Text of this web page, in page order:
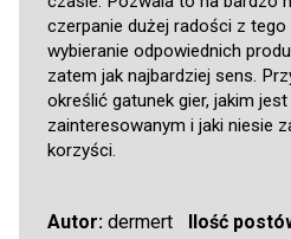
czerpanie dużej radości z
wybieranie odpowiednich
zatem jak najbardziej sens.
określić gatunek gier, jakim
zainteresowanym i jaki niesie
korzyści.
Autor: dermert Ilość